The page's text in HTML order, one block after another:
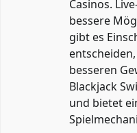
Casinos.
bessere
gibt es
besseren
Blackjack
und bietet